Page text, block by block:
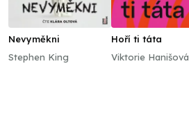
Nevyměkni
Stephen King
Hoří ti táta
Viktorie Hanišová